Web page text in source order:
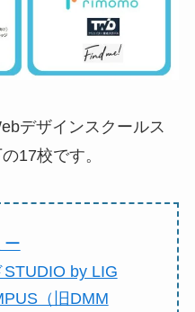
デザインスクールス
17校です。
ー
by LIG
（旧DMM